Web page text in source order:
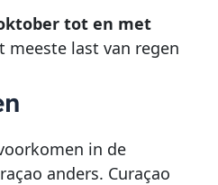
tot en met
meeste last van regen
in de
anders. Curaçao